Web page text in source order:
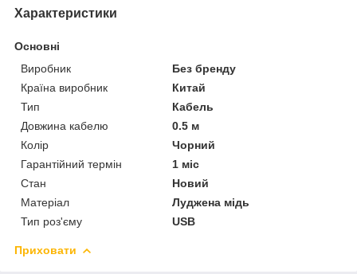
Характеристики
Основні
Виробник
Без бренду
Країна виробник
Китай
Тип
Кабель
Довжина кабелю
0.5 м
Колір
Чорний
Гарантійний термін
1 міс
Стан
Новий
Матеріал
Луджена мідь
Тип роз'єму
USB
Приховати